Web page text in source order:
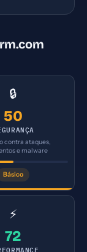
🔒
50
contra ataques,
e malware
Básico
⚡
72